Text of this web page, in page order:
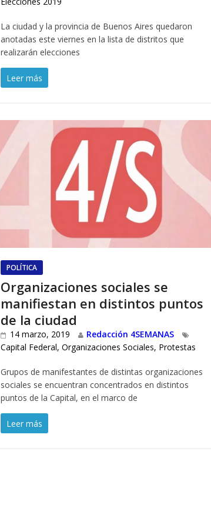
La ciudad y la provincia de Buenos Aires quedaron
anotadas este viernes en la lista de distritos que
realizarán elecciones
Leer más
POLÍTICA
Organizaciones sociales se
manifiestan en distintos puntos
de la ciudad
14 marzo, 2019
Redacción 4SEMANAS
Capital Federal,Organizaciones Sociales, Protestas
Grupos de manifestantes de distintas organizaciones
sociales se encuentran concentrados en distintos
puntos de la Capital, en el marco de
Leer más